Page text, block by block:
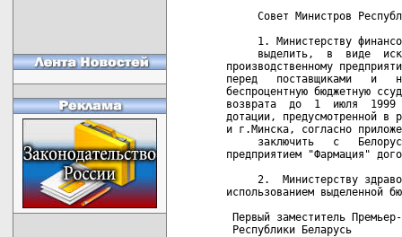
Совет Министров
1. Министерству
выделить,  в  виде
производственному
перед   поставщиками   и
беспроцентную бюджетную
возврата  до  1  июля  1999
дотации, предусмотренной в
и г.Минска, согласно
заключить   с
предприятием "Фармация"
2.  Министерству
использованием выделенной
Первый заместитель
Республики